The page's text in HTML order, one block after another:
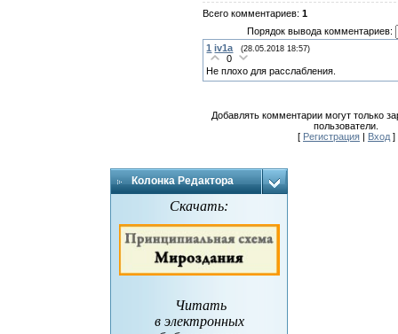
Всего комментариев:1
Порядок вывода комментариев:
1 iv1a (28.05.2018 18:57)
0
Не плохо для расслабления.
Добавлять комментарии могут только
пользователи.
[ Регистрация| Вход]
Колонка Редактора
Скачать:
Читать
в электронных